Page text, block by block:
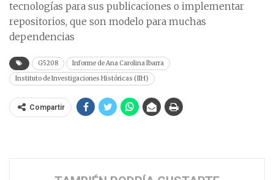
tecnologías para sus publicaciones o implementar
repositorios, que son modelo para muchas
dependencias
G5208
Informe de Ana Carolina Ibarra
Instituto de Investigaciones Históricas (IIH)
Compartir